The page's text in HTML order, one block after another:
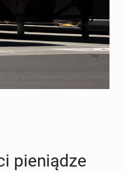
pie­nią­dze